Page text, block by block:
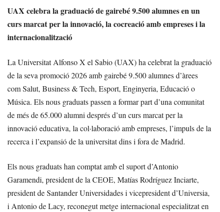
UAX celebra la graduació de gairebé 9.500 alumnes en un
curs marcat per la innovació, la cocreació amb empreses i la
internacionalització
La Universitat Alfonso X el Sabio (UAX) ha celebrat la graduació
de la seva promoció 2026 amb gairebé 9.500 alumnes d’àrees
com Salut, Business & Tech, Esport, Enginyeria, Educació o
Música. Els nous graduats passen a formar part d’una comunitat
de més de 65.000 alumni després d’un curs marcat per la
innovació educativa, la col·laboració amb empreses, l’impuls de la
recerca i l’expansió de la universitat dins i fora de Madrid.
Els nous graduats han comptat amb el suport d’Antonio
Garamendi, president de la CEOE, Matías Rodríguez Inciarte,
president de Santander Universidades i vicepresident d’Universia,
i Antonio de Lacy, reconegut metge internacional especialitzat en